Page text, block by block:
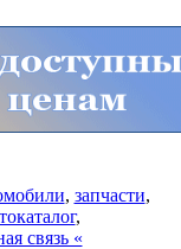
, запчасти,
,
связь «